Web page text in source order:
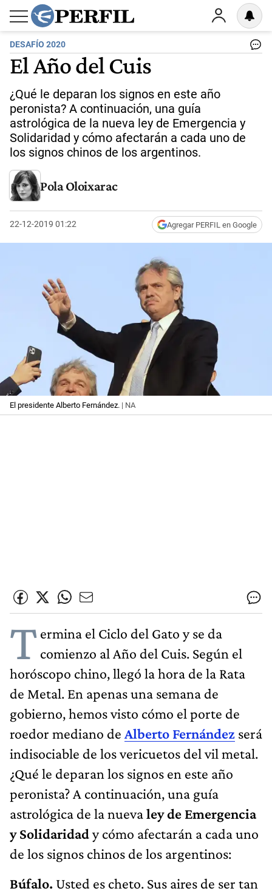
DESAFÍO 2020
El Año del Cuis
¿Qué le deparan los signos en este año
peronista? A continuación, una guía
astrológica de la nueva ley de Emergencia y
Solidaridad y cómo afectarán a cada uno de
los signos chinos de los argentinos.
Pola Oloixarac
22-12-2019 01:22 Agregar PERFIL en Google
El presidente Alberto Fernández. | NA
T ermina el Ciclo del Gato y se da
comienzo al Año del Cuis. Según el
horóscopo chino, llegó la hora de la Rata
de Metal. En apenas una semana de
gobierno, hemos visto cómo el porte de
roedor mediano de Alberto Fernández será
indisociable de los vericuetos del vil metal.
¿Qué le deparan los signos en este año
peronista? A continuación, una guía
astrológica de la nuevaley de Emergencia
y Solidaridady cómo afectarán a cada uno
de los signos chinos de los argentinos:
Búfalo. Usted es cheto. Sus aires de ser tan